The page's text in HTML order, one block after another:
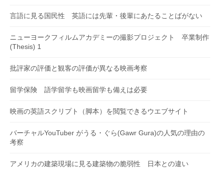
言語に見る国民性 英語には先輩・後輩にあたることばがない
ニューヨークフィルムアカデミーの撮影プロジェクト 卒業制作
(Thesis) 1
批評家の評価と観客の評価が異なる映画考察
留学保険 語学留学も映画留学も備えは必要
映画の英語スクリプト（脚本）を閲覧できるウエブサイト
バーチャルYouTuber がうる・ぐら(Gawr Gura)の人気の理由の
考察
アメリカの建築現場に見る建築物の脆弱性 日本との違い